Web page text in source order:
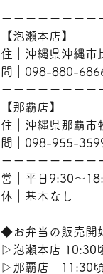
ーーーーーーーー
【泡瀬本店】
住｜沖縄県沖縄
問｜098-880-
ーーーーーーーー
【那覇店】
住｜沖縄県那覇
問｜098-955-
ーーーーーーーー
営｜平日9:30〜
休｜基本なし
◆お弁当の販売開
▷泡瀬本店 10:30
▷那覇店　11:30